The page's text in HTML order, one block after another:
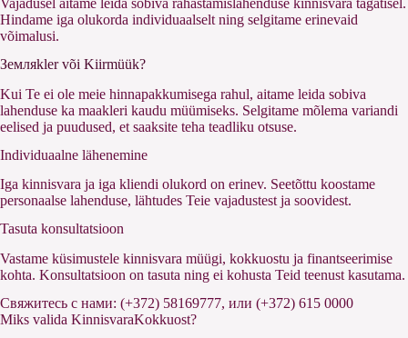
Vajadusel aitame leida sobiva rahastamislahenduse kinnisvara tagatisel.
Hindame iga olukorda individuaalselt ning selgitame erinevaid
võimalusi.
Земляkler või Kiirmüük?
Kui Te ei ole meie hinnapakkumisega rahul, aitame leida sobiva
lahenduse ka maakleri kaudu müümiseks. Selgitame mõlema variandi
eelised ja puudused, et saaksite teha teadliku otsuse.
Individuaalne lähenemine
Iga kinnisvara ja iga kliendi olukord on erinev. Seetõttu koostame
personaalse lahenduse, lähtudes Teie vajadustest ja soovidest.
Tasuta konsultatsioon
Vastame küsimustele kinnisvara müügi, kokkuostu ja finantseerimise
kohta. Konsultatsioon on tasuta ning ei kohusta Teid teenust kasutama.
Свяжитесь с нами: (+372) 58169777, или (+372) 615 0000
Miks valida KinnisvaraKokkuost?